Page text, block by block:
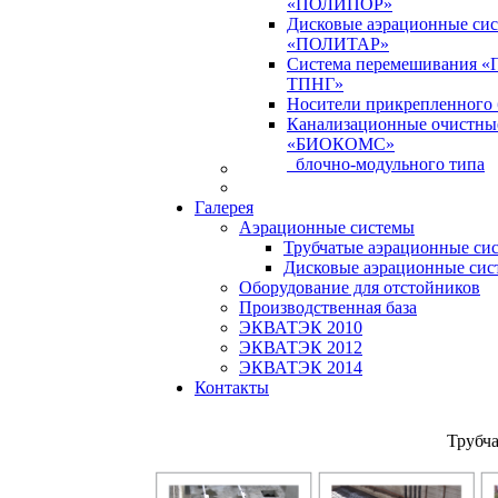
«ПОЛИПОР»
Дисковые аэрационные
«ПОЛИТАР»
Система перемешивания
ТПНГ»
Носители прикрепленного
Канализационные
«БИОКОМС»
блочно-модульного типа
Галерея
Аэрационные системы
Трубчатые аэрационные
Дисковые аэрационные
Оборудование для отстойников
Производственная база
ЭКВАТЭК 2010
ЭКВАТЭК 2012
ЭКВАТЭК 2014
Контакты